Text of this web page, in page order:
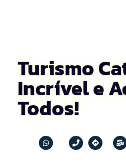
Turismo
Incrível e
Todos!